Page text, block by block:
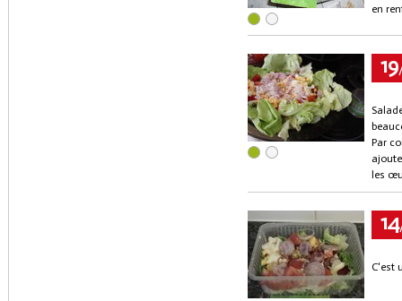
en
19
Par
les
14
C'est